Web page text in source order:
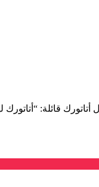
80 لوفاة مؤسس الجمهورية التركية